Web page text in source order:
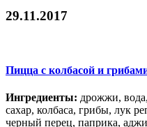
29.11.2017
Пицца с колбасой и
Ингредиенты: дрожжи,
сахар, колбаса, грибы, лук
черный перец, паприка,